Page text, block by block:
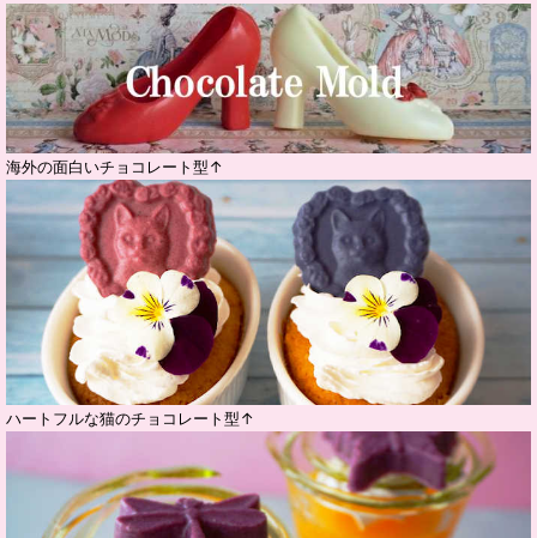
海外の面白いチョコレート型↑
ハートフルな猫のチョコレート型↑